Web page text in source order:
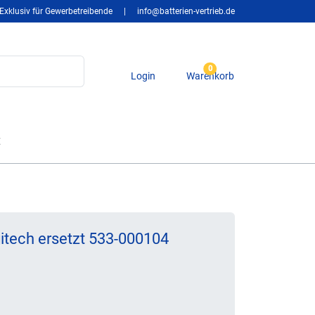
Exklusiv für Gewerbetreibende info@batterien-vertrieb.de
Login
0
Warenkorb
ersetzt 533-000104